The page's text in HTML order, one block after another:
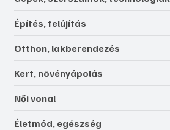
Építés, felújítás
Otthon, lakberendezés
Kert, növényápolás
Női vonal
Életmód, egészség